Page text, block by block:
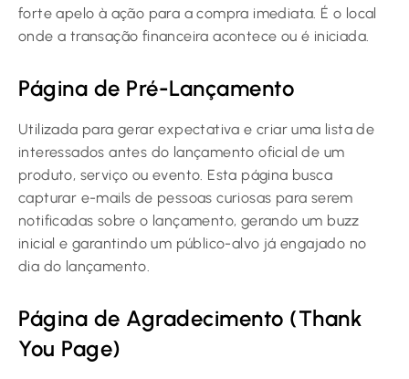
forte apelo à ação para a compra imediata. É o local
onde a transação financeira acontece ou é iniciada.
Página de Pré-Lançamento
Utilizada para gerar expectativa e criar uma lista de
interessados antes do lançamento oficial de um
produto, serviço ou evento. Esta página busca
capturar e-mails de pessoas curiosas para serem
notificadas sobre o lançamento, gerando um buzz
inicial e garantindo um público-alvo já engajado no
dia do lançamento.
Página de Agradecimento (Thank
You Page)